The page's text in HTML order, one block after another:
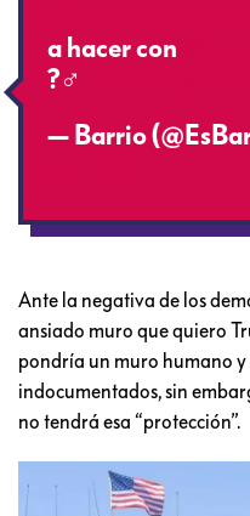
a hacer con
?‍♂️
— Barrio
Ante la negativa de los
ansiado muro que quiero
pondría un muro humano y
indocumentados, sin
no tendrá esa “protección”.